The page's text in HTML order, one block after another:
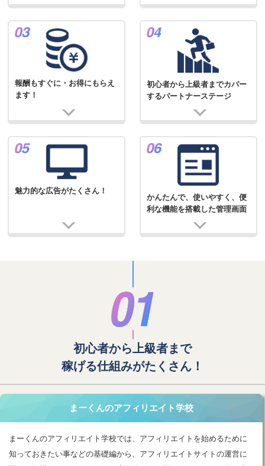
報酬もすぐに・お得にもらえ
ます！
初心者から上級者までカバー
するパートナーステージ
魅力的な広告がたくさん！
かんたんで、使いやすく、便
利な機能を搭載した管理画面
初心者から上級者まで
稼げる仕組みがたくさん！
まーくんのアフィリエイト学校
まーくんのアフィリエイト学校では、アフィリエイトを始めるために
知っておきたい事などの基礎編から、アフィリエイトサイトの運営に